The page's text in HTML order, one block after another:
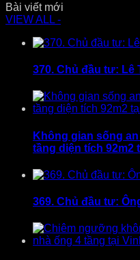
Bài viết mới
VIEW ALL -
370. Chủ đầu tư:
Không gian sống
tầng diện tích 92m2
369. Chủ đầu tư: